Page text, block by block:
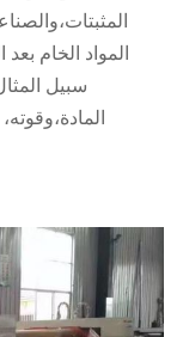
XK-710
المواد الخام
سبيل